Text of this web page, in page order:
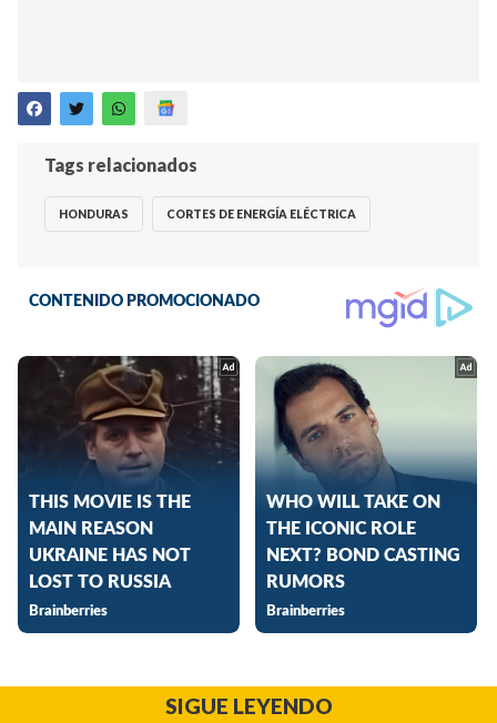
Tags relacionados
HONDURAS CORTES DE ENERGÍA ELÉCTRICA
SIGUE LEYENDO